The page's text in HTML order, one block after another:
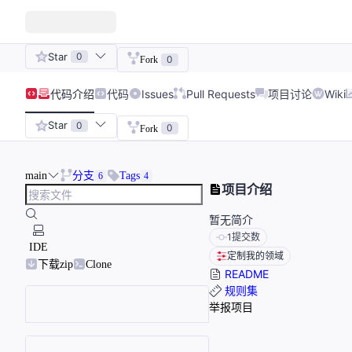
Star 0 Fork 0
代码介绍 代码 Issues Pull Requests 项目讨论 Wiki
Star 0 Fork 0
main 分支 6 Tags 4
IDE
下载zip
Clone
项目介绍
暂无简介
1提交数
定制我的领域
README
规则集
举报项目